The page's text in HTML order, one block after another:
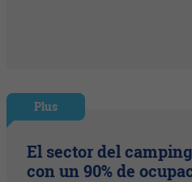
Plus
El sector del
con un 90% de